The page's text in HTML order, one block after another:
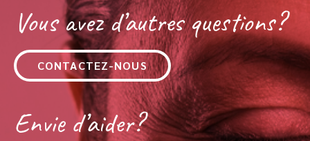
Vous avez d’autres questions?
CONTACTEZ-NOUS
Envie d’aider?